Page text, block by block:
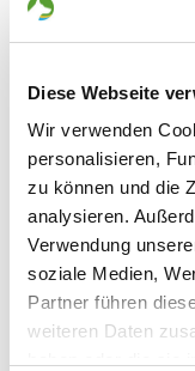
Diese Webseite
Wir verwenden
personalisieren,
zu können und die
analysieren.
Verwendung
soziale Medien,
Partner führen
weiteren Daten
49088
OG -
Boerskamp
49134
OG -
Zur Schulheide